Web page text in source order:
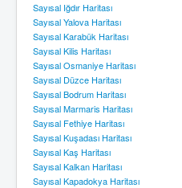
Sayısal Iğdır Haritası
Sayısal Yalova Haritası
Sayısal Karabük Haritası
Sayısal Kilis Haritası
Sayısal Osmaniye Haritası
Sayısal Düzce Haritası
Sayısal Bodrum Haritası
Sayısal Marmaris Haritası
Sayısal Fethiye Haritası
Sayısal Kuşadası Haritası
Sayısal Kaş Haritası
Sayısal Kalkan Haritası
Sayısal Kapadokya Haritası